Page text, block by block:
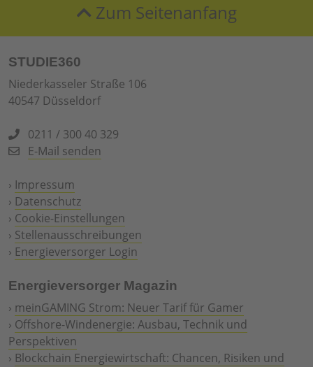
Zum Seitenanfang
STUDIE360
Niederkasseler Straße 106
40547 Düsseldorf
0211 / 300 40 329
E-Mail senden
› Impressum
› Datenschutz
› Cookie-Einstellungen
› Stellenausschreibungen
› Energieversorger Login
Energieversorger Magazin
› meinGAMING Strom: Neuer Tarif für Gamer
› Offshore-Windenergie: Ausbau, Technik und
Perspektiven
› Blockchain Energiewirtschaft: Chancen, Risiken und